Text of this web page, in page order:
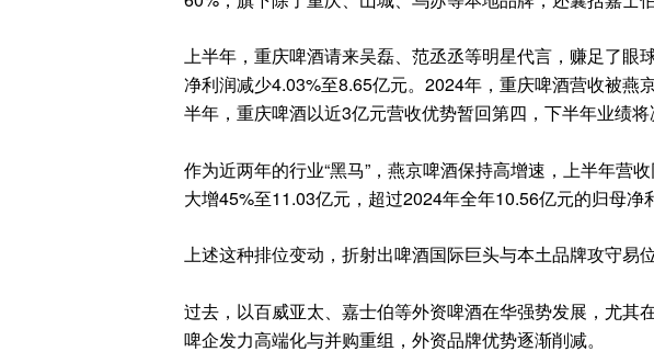
上半年，重庆啤酒请来吴磊、范丞丞等明星代言，赚足了眼
净利润减少4.03%至8.65亿元。2024年，重庆啤酒营收被燕
半年，重庆啤酒以近3亿元营收优势暂回第四，下半年业绩将
作为近两年的行业“黑马”，燕京啤酒保持高增速，上半年营
大增45%至11.03亿元，超过2024年全年10.56亿元的归母净
上述这种排位变动，折射出啤酒国际巨头与本土品牌攻守易
过去，以百威亚太、嘉士伯等外资啤酒在华强势发展，尤其
啤企发力高端化与并购重组，外资品牌优势逐渐削减。